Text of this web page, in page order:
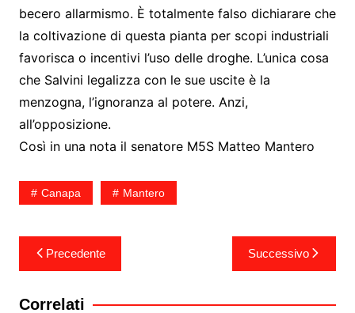
becero allarmismo. È totalmente falso dichiarare che
la coltivazione di questa pianta per scopi industriali
favorisca o incentivi l’uso delle droghe. L’unica cosa
che Salvini legalizza con le sue uscite è la
menzogna, l’ignoranza al potere. Anzi,
all’opposizione.
Così in una nota il senatore M5S Matteo Mantero
Canapa Mantero
Navigazione
articoli
Precedente Successivo
Correlati